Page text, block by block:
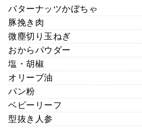
バターナッツかぼちゃ
豚挽き肉
微塵切り玉ねぎ
おからパウダー
塩・胡椒
オリーブ油
パン粉
ベビーリーフ
型抜き人参